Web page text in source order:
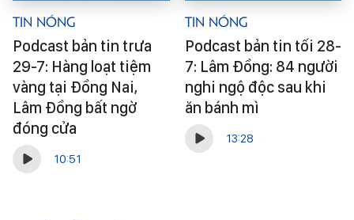
Tin Nóng
Podcast bản tin trưa
29-7: Hàng loạt tiệm
vàng tại Đồng Nai,
Lâm Đồng bất ngờ
đóng cửa
10:51
Tin Nóng
Podcast bản tin tối 28-
7: Lâm Đồng: 84 người
nghi ngộ độc sau khi
ăn bánh mì
13:28